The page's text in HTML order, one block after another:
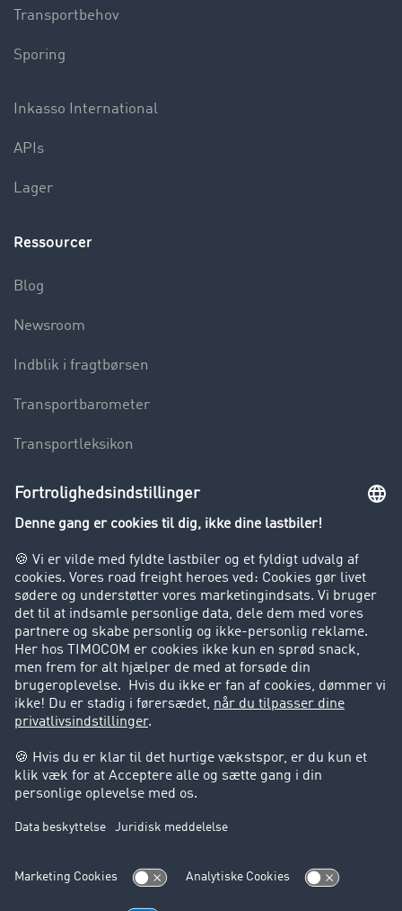
Transportbehov
Sporing
Inkasso International
APIs
Lager
Ressourcer
Blog
Newsroom
Indblik i fragtbørsen
Transportbarometer
Transportleksikon
Lastbilkørsel forbudt
Kunder hverver kunder
Success Stories
Support
Support
Juridiske forhold
Kolofon
Brugerbetingelser